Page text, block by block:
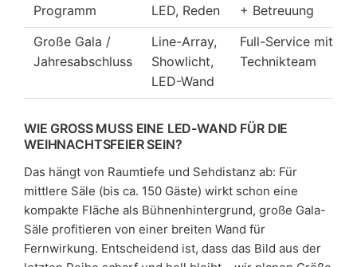
Programm
LED, Reden
+ Betreuung
Große Gala /
Jahresabschluss
Line-Array,
Showlicht,
LED-Wand
Full-Service mit
Technikteam
WIE GROSS MUSS EINE LED-WAND FÜR DIE W
EIHNACHTSFEIER SEIN?
Das hängt von Raumtiefe und Sehdistanz ab: Für
mittlere Säle (bis ca. 150 Gäste) wirkt schon eine
kompakte Fläche als Bühnenhintergrund, große Gala-
Säle profitieren von einer breiten Wand für
Fernwirkung. Entscheidend ist, dass das Bild aus der